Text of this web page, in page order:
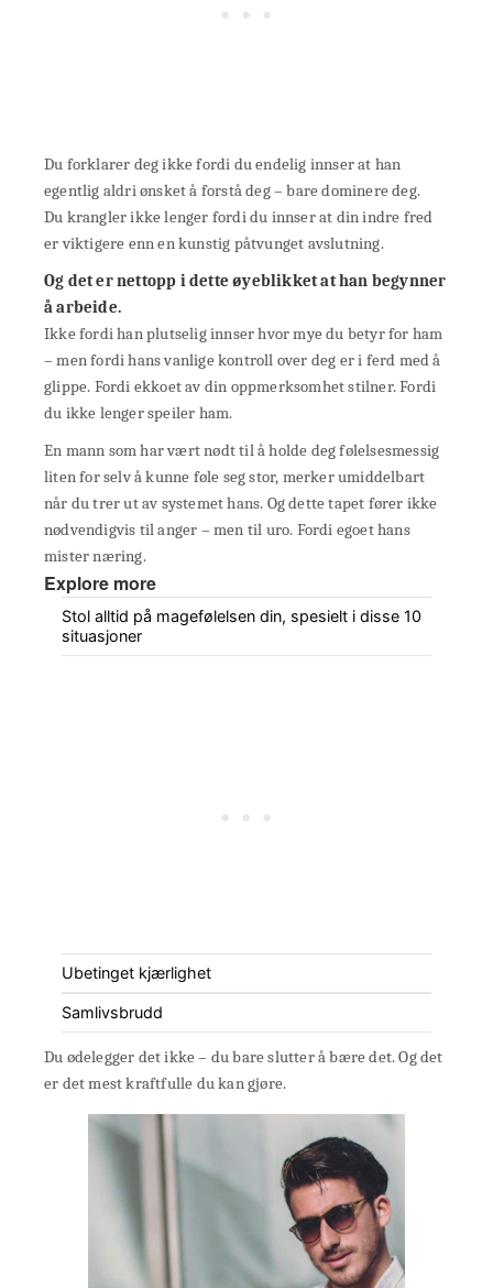
Du forklarer deg ikke fordi du endelig innser at han
egentlig aldri ønsket å forstå deg – bare dominere deg.
Du krangler ikke lenger fordi du innser at din indre fred
er viktigere enn en kunstig påtvunget avslutning.
Og det er nettopp i dette øyeblikket at han begynner
å arbeide.
Ikke fordi han plutselig innser hvor mye du betyr for ham
– men fordi hans vanlige kontroll over deg er i ferd med å
glippe. Fordi ekkoet av din oppmerksomhet stilner. Fordi
du ikke lenger speiler ham.
En mann som har vært nødt til å holde deg følelsesmessig
liten for selv å kunne føle seg stor, merker umiddelbart
når du trer ut av systemet hans. Og dette tapet fører ikke
nødvendigvis til anger – men til uro. Fordi egoet hans
mister næring.
Explore more
Stol alltid på magefølelsen din, spesielt i disse 10
situasjoner
Ubetinget kjærlighet
Samlivsbrudd
Du ødelegger det ikke – du bare slutter å bære det. Og det
er det mest kraftfulle du kan gjøre.